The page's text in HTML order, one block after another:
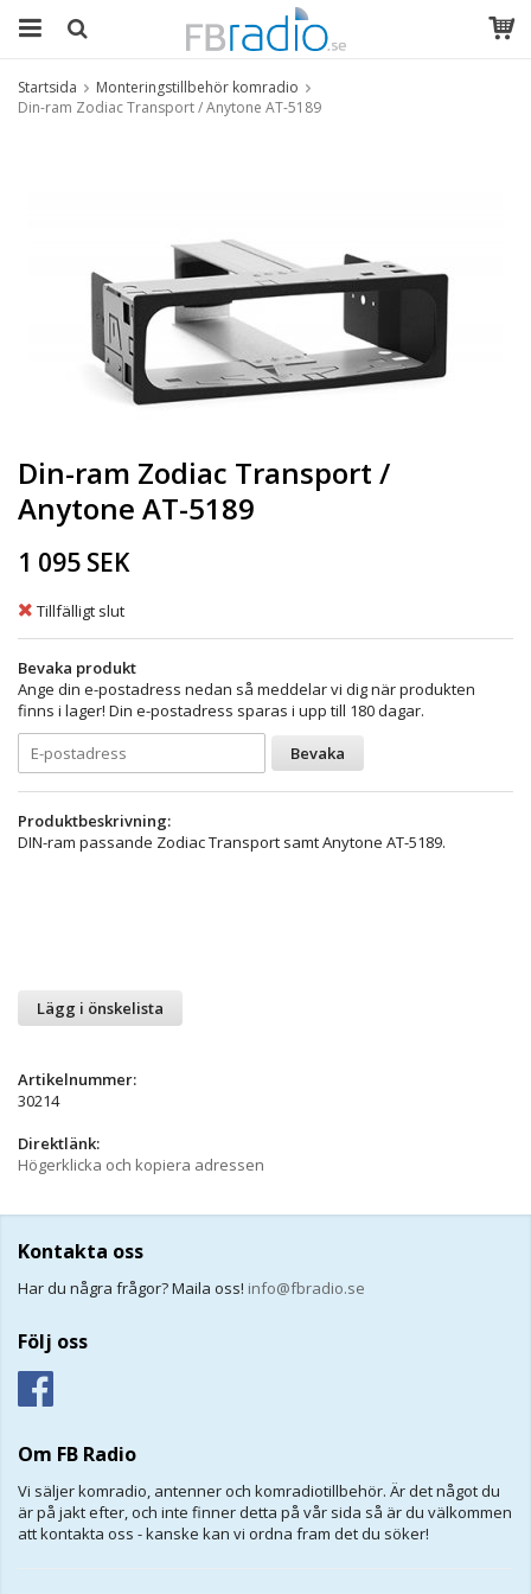
Startsida
Monteringstillbehör komradio
Din-ram Zodiac Transport / Anytone AT-5189
Din-ram Zodiac Transport /
Anytone AT-5189
1 095 SEK
Tillfälligt slut
Bevaka produkt
Ange din e-postadress nedan så meddelar vi dig när produkten
finns i lager! Din e-postadress sparas i upp till 180 dagar.
Bevaka
Produktbeskrivning:
DIN-ram passande Zodiac Transport samt Anytone AT-5189.
Lägg i önskelista
Artikelnummer:
30214
Direktlänk:
Högerklicka och kopiera adressen
Kontakta oss
Har du några frågor? Maila oss! info@fbradio.se
Följ oss
Om FB Radio
Vi säljer komradio, antenner och komradiotillbehör. Är det något du
är på jakt efter, och inte finner detta på vår sida så är du välkommen
att kontakta oss - kanske kan vi ordna fram det du söker!